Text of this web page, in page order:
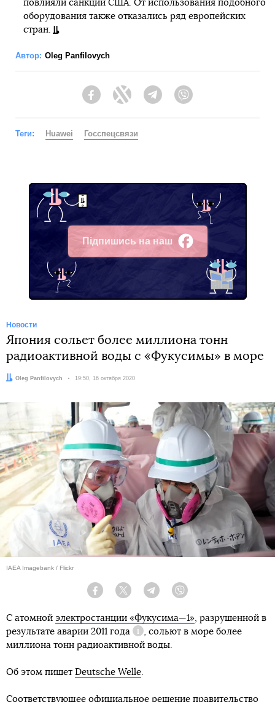
повлияли санкции США. От использования подобного
оборудования также отказались ряд европейских
стран.
Автор: Oleg Panfilovych
FacebookTwitter Telegram
Теги: Huawei Госспецсвязи
Підпишись на наш
Facebook
Новости
Япония сольет более миллиона тонн
радиоактивной воды с «Фукусимы» в море
Автор:
Oleg Panfilovych Дата:
19:50, 16 октября 2020
IAEA Imagebank / Flickr
Facebook Twitter Telegram
С атомной электростанции «Фукусима—1», разрушенной в
результате аварии 2011 года
Справка
, сольют в море более
миллиона тонн радиоактивной воды.
Об этом пишет Deutsche Welle.
Соответствующее официальное решение правительство